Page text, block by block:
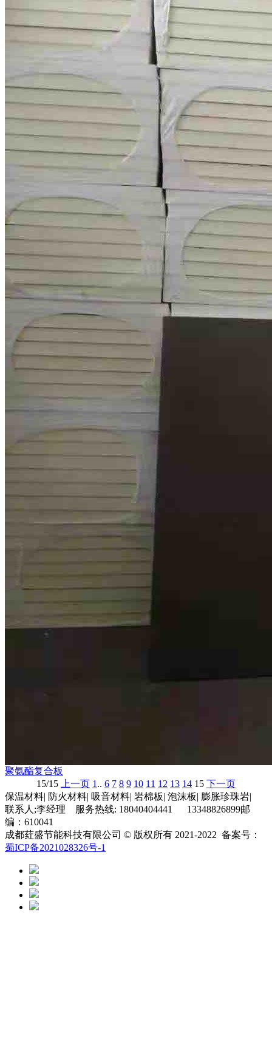
聚氨酯复合板
15/15
上一页 1 .. 6 7 8 9 10 11 12 13 14 15 下一页
保温材料| 防火材料| 吸音材料| 岩棉板| 泡沫板| 膨胀珍珠岩|
联系人;李经理 服务热线: 18040404441 13348826899邮
编：610041
成都荭盛节能科技有限公司 © 版权所有 2021-2022 备案号：
蜀ICP备2021028326号-1